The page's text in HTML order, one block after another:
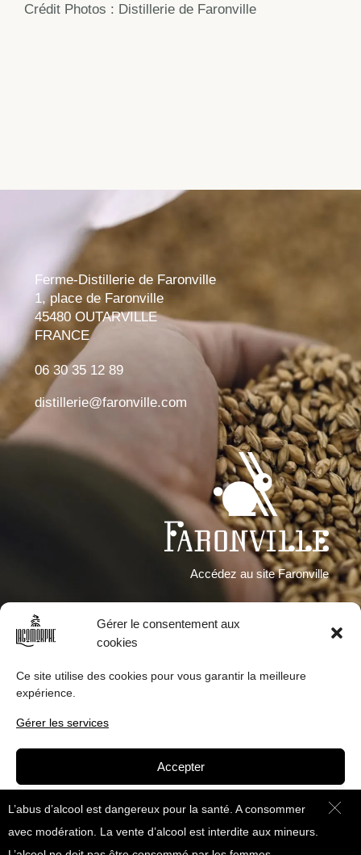
Gérer le consentement aux
cookies
Ce site utilise des cookies pour vous garantir la meilleure
expérience.
Gérer les services
Accepter
Refuser
Voir les préférences
Crédit Photos : Distillerie de Faronville
Ferme-Distillerie de Faronville
1, place de Faronville
45480 OUTARVILLE
FRANCE
06 30 35 12 89
distillerie@faronville.com
Accédez au site Faronville
L’abus d’alcool est dangereux pour la santé. A consommer
avec modération. La vente d’alcool est interdite aux mineurs.